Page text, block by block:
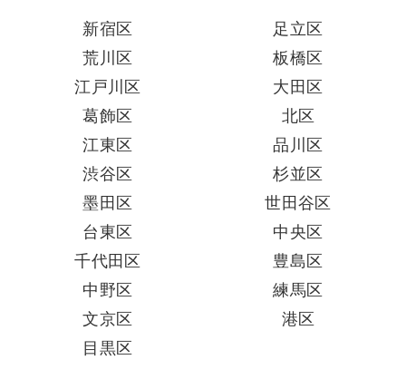
新宿区
足立区
荒川区
板橋区
江戸川区
大田区
葛飾区
北区
江東区
品川区
渋谷区
杉並区
墨田区
世田谷区
台東区
中央区
千代田区
豊島区
中野区
練馬区
文京区
港区
目黒区